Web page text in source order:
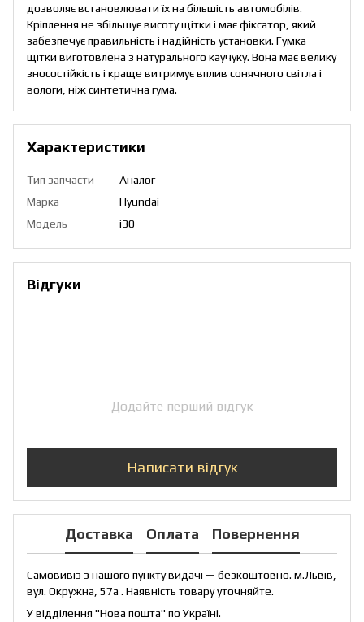
дозволяє встановлювати їх на більшість автомобілів.
Кріплення не збільшує висоту щітки і має фіксатор, який
забезпечує правильність і надійність установки. Гумка
щітки виготовлена з натурального каучуку. Вона має велику
зносостійкість і краще витримує вплив сонячного світла і
вологи, ніж синтетична гума.
Характеристики
Тип запчасти
Аналог
Марка
Hyundai
Модель
i30
Відгуки
Додайте перший відгук
Написати відгук
Доставка Оплата Повернення
Самовивіз з нашого пункту видачі — безкоштовно. м.Львів,
вул. Окружна, 57а . Наявність товару уточняйте.
У відділення "Нова пошта" по Україні.